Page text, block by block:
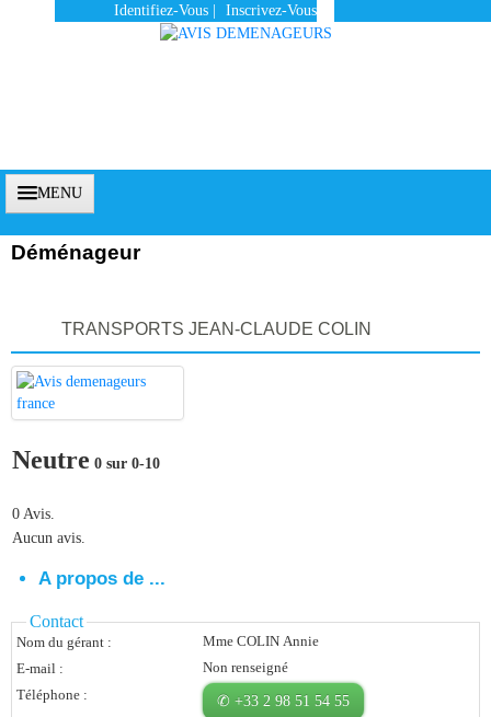
Identifiez-Vous Inscrivez-Vous
MENU
Vous Êtes Un Client
Comment Ça Marche ?
Qui Sommes-Nous ?
Pourquoi Nous Faire Confiance ?
Vous Êtes Une Société
Comment Ça Marche ?
Quels Bénéfices Pour Ma Société ?
Témoignages Adhérents
Comment S’inscrire ?
Déménageur
TRANSPORTS JEAN-CLAUDE COLIN
Neutre 0 sur 0-10
0 Avis.
Aucun avis.
A propos de ...
Contact
Nom du gérant :
Mme COLIN Annie
E-mail :
Non renseigné
Téléphone :
✆ +33 2 98 51 54 55